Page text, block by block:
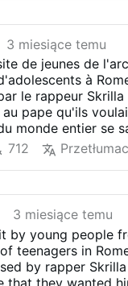
3 miesiące temu
de jeunes de
à
le rappeur
pape qu'ils
monde entier se
invoquant le nom
712
3 miesiące temu
by young people
teenagers in
by rapper
that they wanted